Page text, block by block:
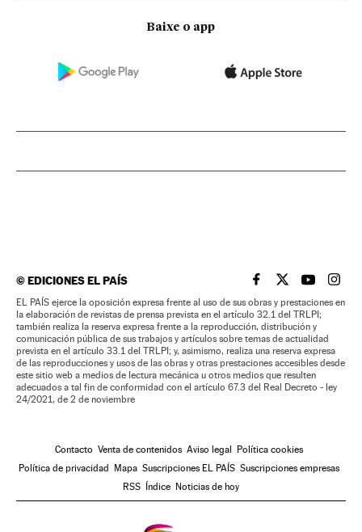
Baixe o app
©EDICIONES EL PAÍS EL PAÍS BRASIL EN
EL PAÍSEL PAÍS
EL
EL PAÍS ejerce la oposición expresa frente al uso de sus obras y prestaciones en
la elaboración de revistas de prensa prevista en el artículo 32.1 del TRLPI;
también realiza la reserva expresa frente a la reproducción, distribución y
comunicación pública de sus trabajos y artículos sobre temas de actualidad
prevista en el artículo 33.1 del TRLPI; y, asimismo, realiza una reserva expresa
de las reproducciones y usos de las obras y otras prestaciones accesibles desde
este sitio web a medios de lectura mecánica u otros medios que resulten
adecuados a tal fin de conformidad con el artículo 67.3 del Real Decreto - ley
24/2021, de 2 de noviembre
Contacto Venta de contenidos Aviso legal
Política cookies
Política de privacidad
Mapa Suscripciones EL PAÍS Suscripciones empresas
RSS
Índice Noticias de hoy